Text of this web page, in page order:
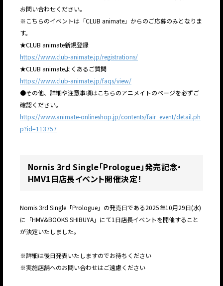
お問い合わせください。
※こちらのイベントは「CLUB animate」からのご応募のみとなりま
す。
★CLUB animate新規登録
https://www.club-animate.jp/registrations/
★CLUB animateよくあるご質問
https://www.club-animate.jp/faqs/view/
●その他、詳細や注意事項はこちらのアニメイトのページを必ずご
確認ください。
https://www.animate-onlineshop.jp/contents/fair_event/detail.ph
p?id=113757
Nornis 3rd Single「Prologue」発売記念・
HMV1日店長イベント開催決定！
Nornis 3rd Single「Prologue」の発売日である2025年10月29日(水)
に「HMV&BOOKS SHIBUYA」にて1日店長イベントを開催すること
が決定いたしました。
※詳細は後日発表いたしますのでお待ちください
※実施店舗へのお問い合わせはご遠慮ください